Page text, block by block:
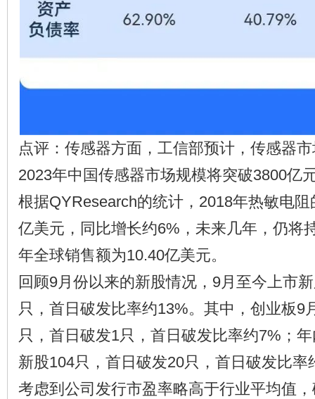
点评：传感器方面，工信部预计，传感器
2023年中国传感器市场规模将突破3800亿
根据QYResearch的统计，2018年热敏电
亿美元，同比增长约6%，未来几年，仍将
年全球销售额为10.40亿美元。
回顾9月份以来的新股情况，9月至今上市
只，首日破发比率约13%。其中，创业板9
只，首日破发1只，首日破发比率约7%；
新股104只，首日破发20只，首日破发比率
考虑到公司发行市盈率略高于行业平均值